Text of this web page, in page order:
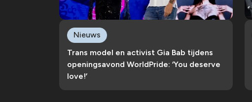
Trans model en activist Gia Bab tijdens
openingsavond WorldPride: ‘You deserve
love!’
Nieuws